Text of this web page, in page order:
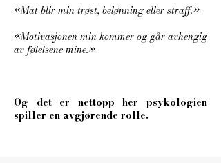
«Mat blir min trøst, belønning eller straff.»
«Motivasjonen min kommer og går avhengig
av følelsene mine.»
Og det er nettopp her psykologien
spiller en avgjørende rolle.